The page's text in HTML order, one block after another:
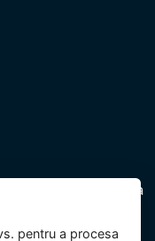
personal și a
pentru a procesa